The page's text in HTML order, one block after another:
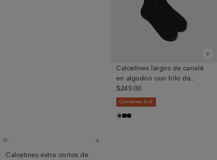
Calcetines largos de canalé
en algodón con hilo de...
$249.00
Calcetines 6x3
Calcetines extra cortos de